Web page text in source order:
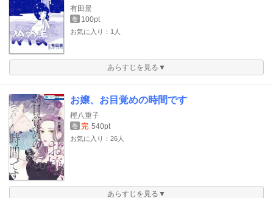
有田景
巻 100pt
お気に入り：1人
あらすじを見る▼
お嬢、お目覚めの時間です
樫八重子
巻 完 540pt
お気に入り：26人
あらすじを見る▼